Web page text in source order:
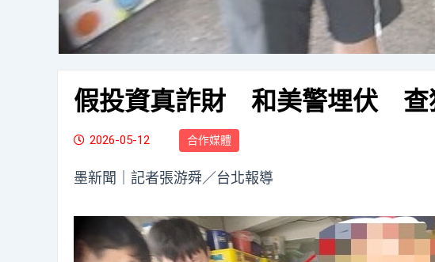
假投資真詐財 和美警埋伏 查
2026-05-12 合作媒體
墨新聞 ｜記者張游舜／台北報導